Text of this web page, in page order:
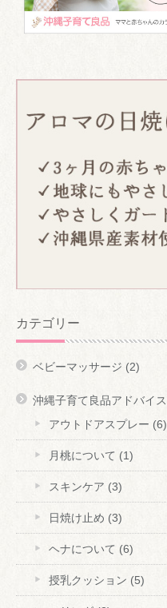
カテゴリー
ベビーマッサージ (2)
沖縄子育て良品アドバイス
アウトドアスプレー (6)
月桃について (1)
スキンケア (3)
日焼け止め (3)
ヘナについて (6)
授乳クッション (5)